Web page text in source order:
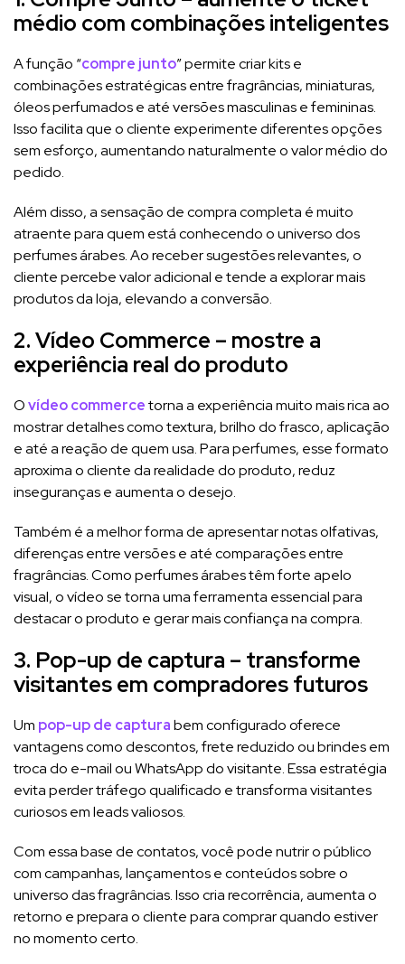
médio com combinações inteligentes
A função “compre junto” permite criar kits e
combinações estratégicas entre fragrâncias, miniaturas,
óleos perfumados e até versões masculinas e femininas.
Isso facilita que o cliente experimente diferentes opções
sem esforço, aumentando naturalmente o valor médio do
pedido.
Além disso, a sensação de compra completa é muito
atraente para quem está conhecendo o universo dos
perfumes árabes. Ao receber sugestões relevantes, o
cliente percebe valor adicional e tende a explorar mais
produtos da loja, elevando a conversão.
2. Vídeo Commerce – mostre a
experiência real do produto
Ovídeo commercetorna a experiência muito mais rica ao
mostrar detalhes como textura, brilho do frasco, aplicação
e até a reação de quem usa. Para perfumes, esse formato
aproxima o cliente da realidade do produto, reduz
inseguranças e aumenta o desejo.
Também é a melhor forma de apresentar notas olfativas,
diferenças entre versões e até comparações entre
fragrâncias. Como perfumes árabes têm forte apelo
visual, o vídeo se torna uma ferramenta essencial para
destacar o produto e gerar mais confiança na compra.
3. Pop-up de captura – transforme
visitantes em compradores futuros
Um pop-up de capturabem configurado oferece
vantagens como descontos, frete reduzido ou brindes em
troca do e-mail ou WhatsApp do visitante. Essa estratégia
evita perder tráfego qualificado e transforma visitantes
curiosos em leads valiosos.
Com essa base de contatos, você pode nutrir o público
com campanhas, lançamentos e conteúdos sobre o
universo das fragrâncias. Isso cria recorrência, aumenta o
retorno e prepara o cliente para comprar quando estiver
no momento certo.